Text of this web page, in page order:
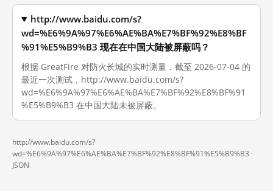
http://www.baidu.com/s?
wd=%E6%9A%97%E6%AE%BA%E7%BF%92%E8%BF
%91%E5%B9%B3 现在在中国大陆被屏蔽吗？
根据 GreatFire 对防火长城的实时测量，截至 2026-07-04 的
最近一次测试，http://www.baidu.com/s?
wd=%E6%9A%97%E6%AE%BA%E7%BF%92%E8%BF%91
%E5%B9%B3 在中国大陆未被屏蔽。
http://www.baidu.com/s?
wd=%E6%9A%97%E6%AE%BA%E7%BF%92%E8%BF%91%E5%B9%B3 ·
JSON